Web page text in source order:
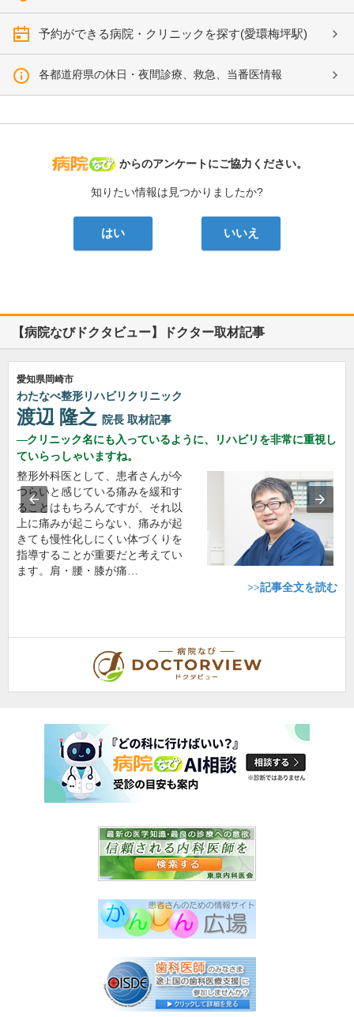
予約ができる病院・クリニックを探す(愛環梅坪駅)
各都道府県の休日・夜間診療、救急、当番医情報
病院なび
からのアンケートにご協力ください。
知りたい情報は見つかりましたか?
はい いいえ
【病院なびドクタビュー】ドクター取材記事
愛知県岡崎市
わたなべ整形リハビリクリニック
渡辺 隆之 院長 取材記事
クリニック名にも入っているように、リハビリを非常に重視し
ていらっしゃいますね。
整形外科医として、患者さんが今
つらいと感じている痛みを緩和す
ることはもちろんですが、それ以
上に痛みが起こらない、痛みが起
きても慢性化しにくい体づくりを
指導することが重要だと考えてい
ます。肩・腰・膝が痛…
>>記事全文を読む